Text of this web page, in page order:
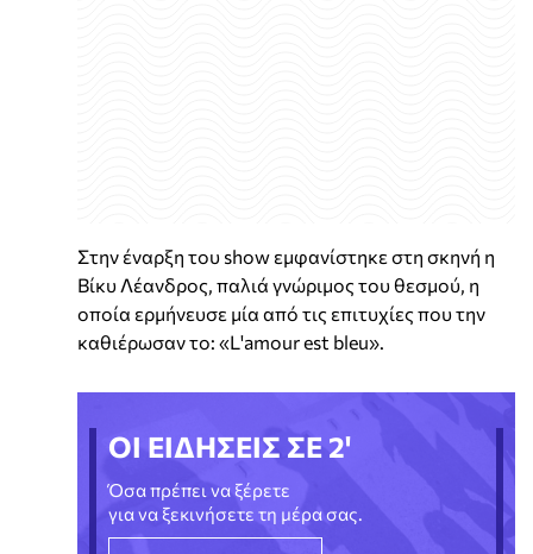
Στην έναρξη του show εμφανίστηκε στη σκηνή η
Βίκυ Λέανδρος, παλιά γνώριμος του θεσμού, η
οποία ερμήνευσε μία από τις επιτυχίες που την
καθιέρωσαν το: «L'amour est bleu».
ΟΙ ΕΙΔΗΣΕΙΣ ΣΕ 2'
Όσα πρέπει να ξέρετε
για να ξεκινήσετε τη μέρα σας.